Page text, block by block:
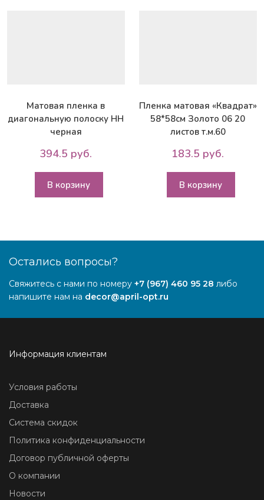
Матовая пленка в
диагональную полоску НН
черная
394.5 руб.
В корзину
Пленка матовая «Квадрат»
58*58см Золото 06 20
листов т.м.60
183.5 руб.
В корзину
Остались вопросы?
Свяжитесь с нами по номеру +7 (967) 460 95 28 либо
напишите нам на decor@april-opt.ru
Информация клиентам
Условия работы
Доставка
Система скидок
Политика конфиденциальности
Договор публичной оферты
О компании
Новости